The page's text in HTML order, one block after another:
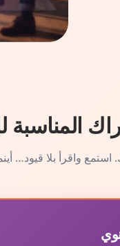
المناسبة
واقرأ بلا قيود…